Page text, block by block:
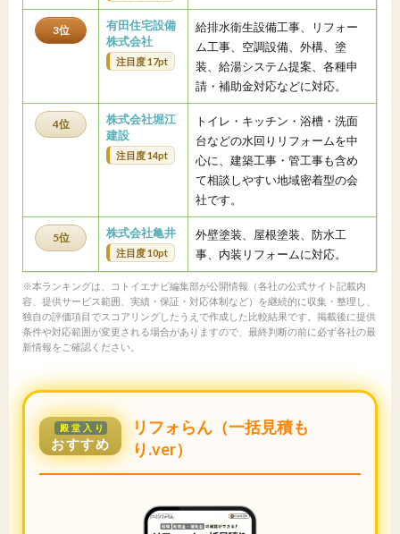
3位
有田住宅設備
株式会社
注目度 17pt
給排水衛生設備工事、リフォー
ム工事、空調設備、外構、塗
装、給湯システム提案、各種申
請・補助金対応などに対応。
4位
株式会社堀江
建設
注目度 14pt
トイレ・キッチン・浴槽・洗面
台などの水回りリフォームを中
心に、建築工事・管工事も含め
て相談しやすい地域密着型の会
社です。
5位 株式会社亀井
注目度 10pt
外壁塗装、屋根塗装、防水工
事、内装リフォームに対応。
※本ランキングは、コトイエナビ編集部が公開情報（各社の公式サイト記載内
容、提供サービス範囲、実績・保証・対応体制など）を継続的に収集・整理し、
独自の評価項目でスコアリングしたうえで作成した比較結果です。掲載後に提供
条件や対応範囲が変更される場合がありますので、最終判断の前に必ず各社の最
新情報をご確認ください。
殿堂入り
おすすめ
リフォらん（一括見積も
り.ver）